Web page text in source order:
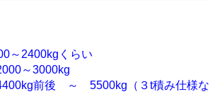
～2400kgくらい
～3000kg
前後 ～ 5500kg（３t積み仕様な